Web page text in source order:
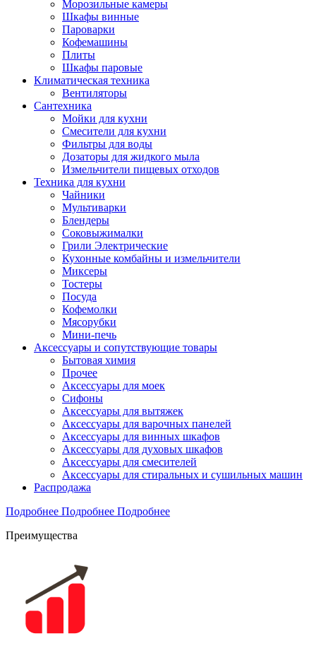
Морозильные камеры
Шкафы винные
Пароварки
Кофемашины
Плиты
Шкафы паровые
Климатическая техника
Вентиляторы
Сантехника
Мойки для кухни
Смесители для кухни
Фильтры для воды
Дозаторы для жидкого мыла
Измельчители пищевых отходов
Техника для кухни
Чайники
Мультиварки
Блендеры
Соковыжималки
Грили Электрические
Кухонные комбайны и измельчители
Миксеры
Тостеры
Посуда
Кофемолки
Мясорубки
Мини-печь
Аксессуары и сопутствующие товары
Бытовая химия
Прочее
Аксессуары для моек
Сифоны
Аксессуары для вытяжек
Аксессуары для варочных панелей
Аксессуары для винных шкафов
Аксессуары для духовых шкафов
Аксессуары для смесителей
Аксессуары для стиральных и сушильных машин
Распродажа
Подробнее Подробнее Подробнее
Преимущества